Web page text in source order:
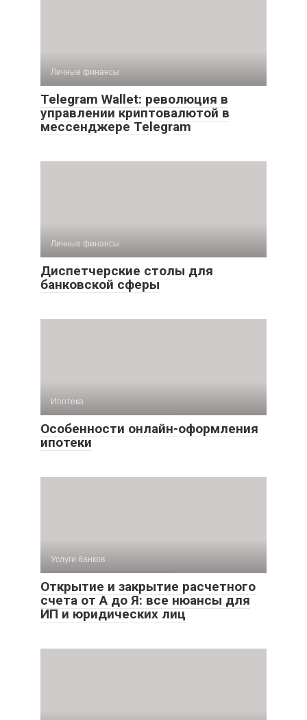
Личные финансы
Telegram Wallet: революция в
управлении криптовалютой в
мессенджере Telegram
Личные финансы
Диспетчерские столы для
банковской сферы
Ипотека
Особенности онлайн-оформления
ипотеки
Услуги банков
Открытие и закрытие расчетного
счета от А до Я: все нюансы для
ИП и юридических лиц